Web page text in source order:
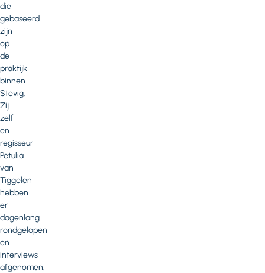
die
gebaseerd
zijn
op
de
praktijk
binnen
Stevig.
Zij
zelf
en
regisseur
Petulia
van
Tiggelen
hebben
er
dagenlang
rondgelopen
en
interviews
afgenomen.